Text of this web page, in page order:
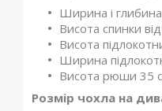
Ширина і
Висота спинки
Висота
Ширина
Висота рюши 35
Розмір чохла на